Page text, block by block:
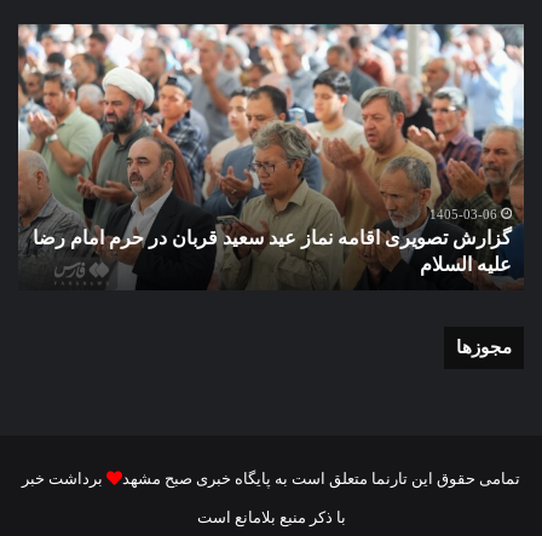
گزارش
تصویری
اقامه
نماز
عید
سعید
قربان
در
حرم
امام
رضا
السلام
1405-03-06
گزارش تصویری اقامه نماز عید سعید قربان در حرم امام رضا
علیه السلام
+
مجوزها
تمامی حقوق این تارنما متعلق است به پایگاه خبری صبح مشهد برداشت خبر
با ذکر منبع بلامانع است